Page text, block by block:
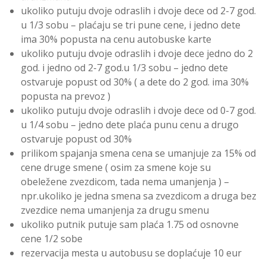
ukoliko putuju dvoje odraslih i dvoje dece od 2-7 god.
u 1/3 sobu – plaćaju se tri pune cene, i jedno dete
ima 30% popusta na cenu autobuske karte
ukoliko putuju dvoje odraslih i dvoje dece jedno do 2
god. i jedno od 2-7 god.u 1/3 sobu – jedno dete
ostvaruje popust od 30% ( a dete do 2 god. ima 30%
popusta na prevoz )
ukoliko putuju dvoje odraslih i dvoje dece od 0-7 god.
u 1/4 sobu – jedno dete plaća punu cenu a drugo
ostvaruje popust od 30%
prilikom spajanja smena cena se umanjuje za 15% od
cene druge smene ( osim za smene koje su
obeležene zvezdicom, tada nema umanjenja ) –
npr.ukoliko je jedna smena sa zvezdicom a druga bez
zvezdice nema umanjenja za drugu smenu
ukoliko putnik putuje sam plaća 1.75 od osnovne
cene 1/2 sobe
rezervacija mesta u autobusu se doplaćuje 10 eur